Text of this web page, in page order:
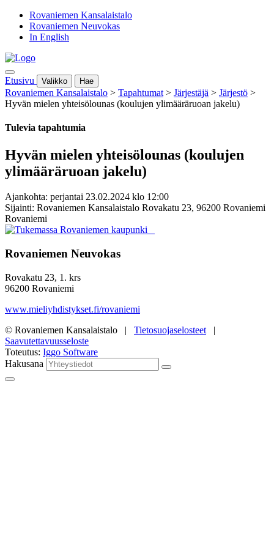
Rovaniemen Kansalaistalo
Rovaniemen Neuvokas
In English
Etusivu Valikko Hae
Rovaniemen Kansalaistalo > Tapahtumat > Järjestäjä > Järjestö >
Hyvän mielen yhteisölounas (koulujen ylimääräruoan jakelu)
Tulevia tapahtumia
Hyvän mielen yhteisölounas (koulujen
ylimääräruoan jakelu)
Ajankohta: perjantai 23.02.2024 klo 12:00
Sijainti: Rovaniemen Kansalaistalo Rovakatu 23, 96200 Rovaniemi
Rovaniemi
Rovaniemen Neuvokas
Rovakatu 23, 1. krs
96200 Rovaniemi
www.mieliyhdistykset.fi/rovaniemi
© Rovaniemen Kansalaistalo | Tietosuojaselosteet |
Saavutettavuusseloste
Toteutus: Iggo Software
Hakusana